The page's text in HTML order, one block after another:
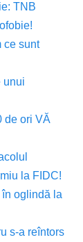
TNB
ce sunt
unui
de ori VĂ
la FIDC!
oglindă la
s-a reîntors